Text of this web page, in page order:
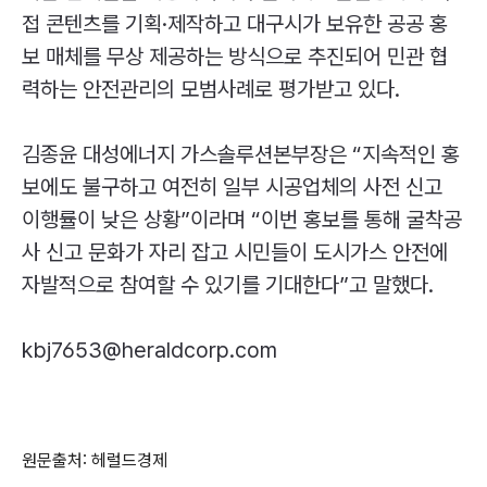
접 콘텐츠를 기획·제작하고 대구시가 보유한 공공 홍
보 매체를 무상 제공하는 방식으로 추진되어 민관 협
력하는 안전관리의 모범사례로 평가받고 있다.
김종윤 대성에너지 가스솔루션본부장은 “지속적인 홍
보에도 불구하고 여전히 일부 시공업체의 사전 신고
이행률이 낮은 상황”이라며 “이번 홍보를 통해 굴착공
사 신고 문화가 자리 잡고 시민들이 도시가스 안전에
자발적으로 참여할 수 있기를 기대한다”고 말했다.
kbj7653@heraldcorp.com
원문출처: 헤럴드경제